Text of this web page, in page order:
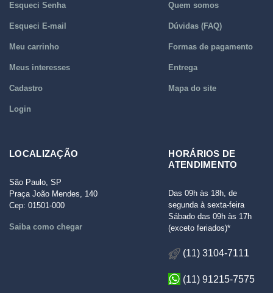
Esqueci Senha
Esqueci E-mail
Meu carrinho
Meus interesses
Cadastro
Login
Quem somos
Dúvidas (FAQ)
Formas de pagamento
Entrega
Mapa do site
LOCALIZAÇÃO
São Paulo, SP
Praça João Mendes, 140
Cep: 01501-000
Saiba como chegar
HORÁRIOS DE
ATENDIMENTO
Das 09h às 18h, de
segunda à sexta-feira
Sábado das 09h às 17h
(exceto feriados)*
(11) 3104-7111
(11) 91215-7575